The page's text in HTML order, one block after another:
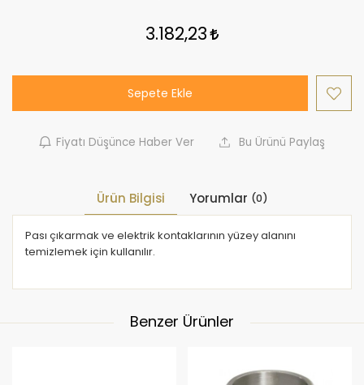
3.182,23
Sepete Ekle
Fiyatı Düşünce Haber Ver Bu Ürünü Paylaş
Ürün Bilgisi Yorumlar (0)
Pası çıkarmak ve elektrik kontaklarının yüzey alanını
temizlemek için kullanılır.
Benzer Ürünler